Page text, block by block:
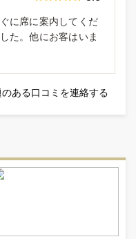
に席に案内してくだ
た。他にお客はいま
のある口コミを連絡する